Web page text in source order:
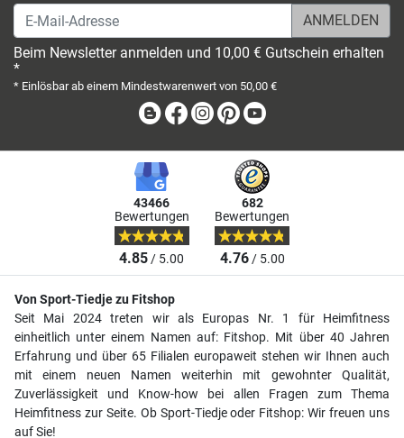
E-Mail-Adresse
Beim Newsletter anmelden und 10,00 € Gutschein erhalten
*
* Einlösbar ab einem Mindestwarenwert von 50,00 €
BlogFacebook
Instagram
Pinterest
43466
Bewertungen
4.85/ 5.00
682
Bewertungen
4.76/ 5.00
Von Sport-Tiedje zu Fitshop
Seit Mai 2024 treten wir als Europas Nr. 1 für Heimfitness
einheitlich unter einem Namen auf: Fitshop. Mit über 40 Jahren
Erfahrung und über 65 Filialen europaweit stehen wir Ihnen auch
mit einem neuen Namen weiterhin mit gewohnter Qualität,
Zuverlässigkeit und Know-how bei allen Fragen zum Thema
Heimfitness zur Seite. Ob Sport-Tiedje oder Fitshop: Wir freuen uns
auf Sie!